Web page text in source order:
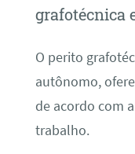
grafotécnica
O perito
autônomo,
de acordo com
trabalho.